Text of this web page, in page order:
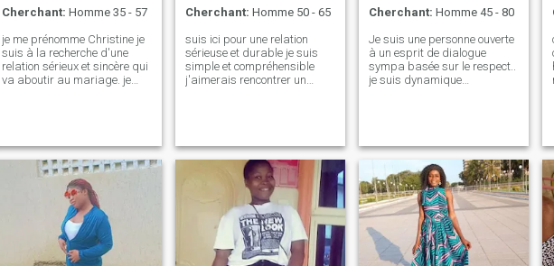
Cherchant: Homme 35 - 57
je me prénomme Christine je
suis à la recherche d'une
relation sérieux et sincère qui
va aboutir au mariage. je
homme européen de 35 à 57
ans !! parce que les hommes
européens sont très
romantique et très douce et
en plus ils connaissent la
valeur des femmes . Moi je
les adores beaucoup !!! Et en
plus vous qui à l'habitude de
demander les photos nues
Cherchant: Homme 50 - 65
suis ici pour une relation
sérieuse et durable je suis
simple et compréhensible
j'aimerais rencontrer un
profils prenez vos chemin.
merci
Cherchant: Homme 45 - 80
Je suis une personne ouverte
à un esprit de dialogue
sympa basée sur le respect..
je suis dynamique
direct afin de m'assurer que
mon correspond